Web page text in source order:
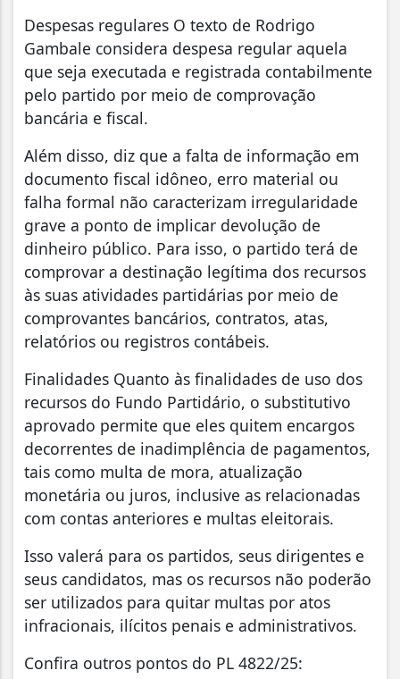
Despesas regulares O texto de Rodrigo
Gambale considera despesa regular aquela
que seja executada e registrada contabilmente
pelo partido por meio de comprovação
bancária e fiscal.
Além disso, diz que a falta de informação em
documento fiscal idôneo, erro material ou
falha formal não caracterizam irregularidade
grave a ponto de implicar devolução de
dinheiro público. Para isso, o partido terá de
comprovar a destinação legítima dos recursos
às suas atividades partidárias por meio de
comprovantes bancários, contratos, atas,
relatórios ou registros contábeis.
Finalidades Quanto às finalidades de uso dos
recursos do Fundo Partidário, o substitutivo
aprovado permite que eles quitem encargos
decorrentes de inadimplência de pagamentos,
tais como multa de mora, atualização
monetária ou juros, inclusive as relacionadas
com contas anteriores e multas eleitorais.
Isso valerá para os partidos, seus dirigentes e
seus candidatos, mas os recursos não poderão
ser utilizados para quitar multas por atos
infracionais, ilícitos penais e administrativos.
Confira outros pontos do PL 4822/25: